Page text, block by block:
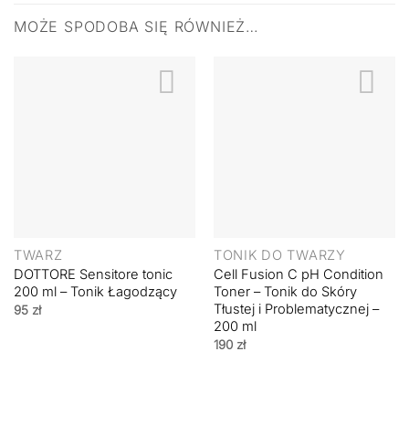
MOŻE SPODOBA SIĘ RÓWNIEŻ…
TWARZ
DOTTORE Sensitore tonic
200 ml – Tonik Łagodzący
95 zł
TONIK DO TWARZY
Cell Fusion C pH Condition
Toner – Tonik do Skóry
Tłustej i Problematycznej –
200 ml
190 zł